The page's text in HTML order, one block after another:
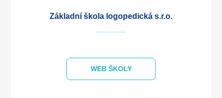
Základní škola logopedická s.r.o.
WEB ŠKOLY